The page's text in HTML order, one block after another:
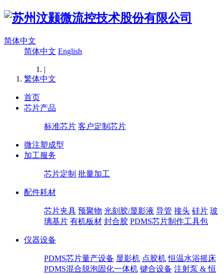
简体中文
简体中文 English
|
繁体中文
首页
芯片产品
标准芯片 客户定制芯片
微注塑成型
加工服务
芯片定制 批量加工
配件耗材
芯片夹具 预聚物 光刻胶/显影液 导管 接头 硅片 玻
璃基片 有机板材 封合胶 PDMS芯片制作工具包
仪器设备
PDMS芯片量产设备 显影机 点胶机 恒温水浴摇床
PDMS混合脱泡固化一体机 键合设备 注射泵 & 恒